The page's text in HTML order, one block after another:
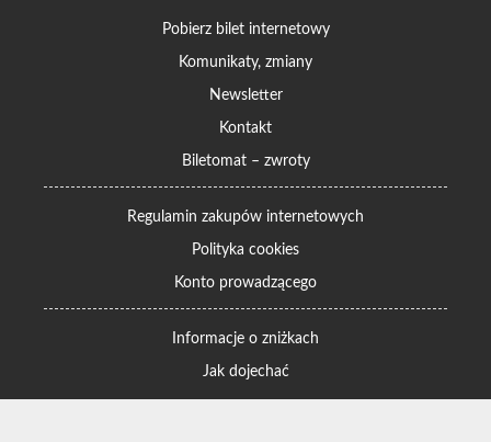
Pobierz bilet internetowy
Komunikaty, zmiany
Newsletter
Kontakt
Biletomat – zwroty
Regulamin zakupów internetowych
Polityka cookies
Konto prowadzącego
Informacje o zniżkach
Jak dojechać